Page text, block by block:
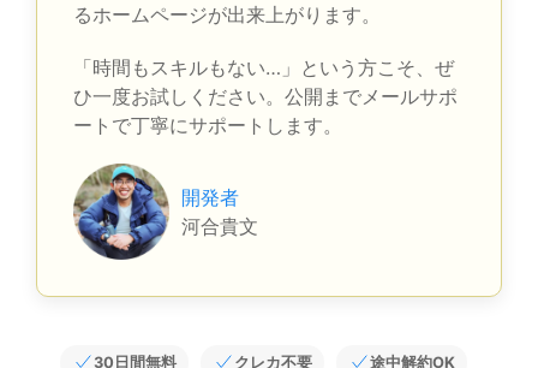
るホームページが出来上がります。
「時間もスキルもない…」という方こそ、ぜ
ひ一度お試しください。公開までメールサポ
ートで丁寧にサポートします。
開発者
河合貴文
30日間無料 クレカ不要 途中解約OK